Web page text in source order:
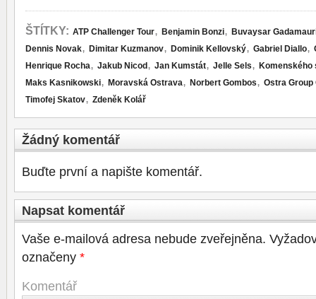
ŠTÍTKY: ATP Challenger Tour, Benjamin Bonzi, Buvaysar
Dennis Novak, Dimitar Kuzmanov, Dominik Kellovský, Gabriel Diallo,
Henrique Rocha, Jakub Nicod , Jan Kumstát, Jelle Sels, Komenského
Maks Kasnikowski, Moravská Ostrava, Norbert Gombos, Ostra Group
Timofej Skatov, Zdeněk Kolář
Žádný komentář
Buďte první a napište komentář.
Napsat komentář
Vaše e-mailová adresa nebude zveřejněna.
označeny *
Komentář